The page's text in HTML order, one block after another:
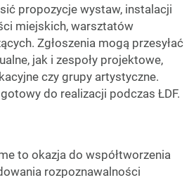
propozycje wystaw, instalacji
miejskich, warsztatów
Zgłoszenia mogą przesyłać
jak i zespoły projektowe,
czy grupy artystyczne.
do realizacji podczas ŁDF.
to okazja do współtworzenia
rozpoznawalności